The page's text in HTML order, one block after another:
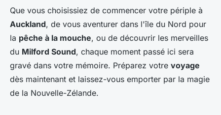
Que vous choisissiez de commencer votre périple à
Auckland, de vous aventurer dans l'île du Nord pour
la pêche à la mouche, ou de découvrir les merveilles
du Milford Sound, chaque moment passé ici sera
gravé dans votre mémoire. Préparez votre voyage
dès maintenant et laissez-vous emporter par la magie
de la Nouvelle-Zélande.